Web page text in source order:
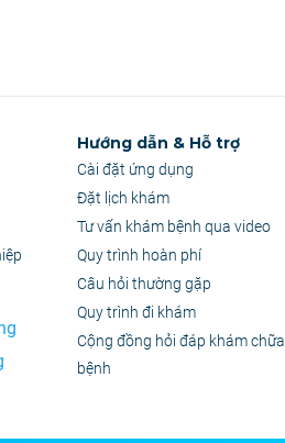
Hướng dẫn & Hỗ trợ
Cài đặt ứng dụng
Đặt lịch khám
Tư vấn khám bệnh qua video
Quy trình hoàn phí
Câu hỏi thường gặp
Quy trình đi khám
Cộng đồng hỏi đáp khám chữa
bệnh